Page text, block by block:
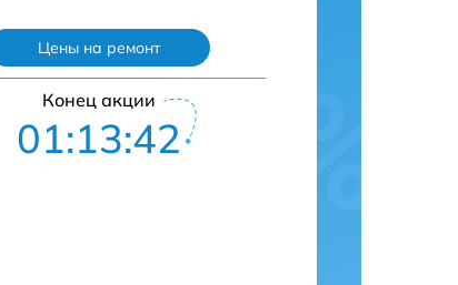
Цены на ремонт
Конец акции
01:13:41